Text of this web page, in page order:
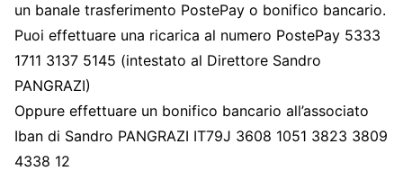
un banale trasferimento PostePay o bonifico bancario.
Puoi effettuare una ricarica al numero PostePay 5333
1711 3137 5145 (intestato al Direttore Sandro
PANGRAZI)
Oppure effettuare un bonifico bancario all’associato
Iban di Sandro PANGRAZI IT79J 3608 1051 3823 3809
4338 12